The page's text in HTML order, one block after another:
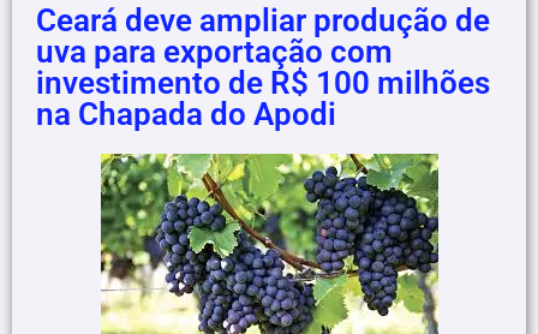
Ceará deve ampliar produção de
uva para exportação com
investimento de R$ 100 milhões
na Chapada do Apodi